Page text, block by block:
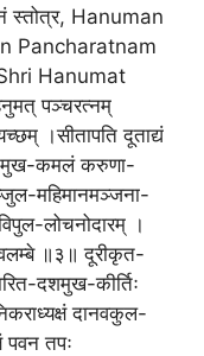
स्तोत्र, Hanuman
Pancharatnam
Hanumat
पञ्चरत्नम्
।सीतापति दूताद्यं
मुख-कमलं करुणा-
महिमानमञ्जना-
लोचनोदारम् ।
॥३॥ दूरीकृत-
दशमुख-कीर्तिः
दानवकुल-
तपः